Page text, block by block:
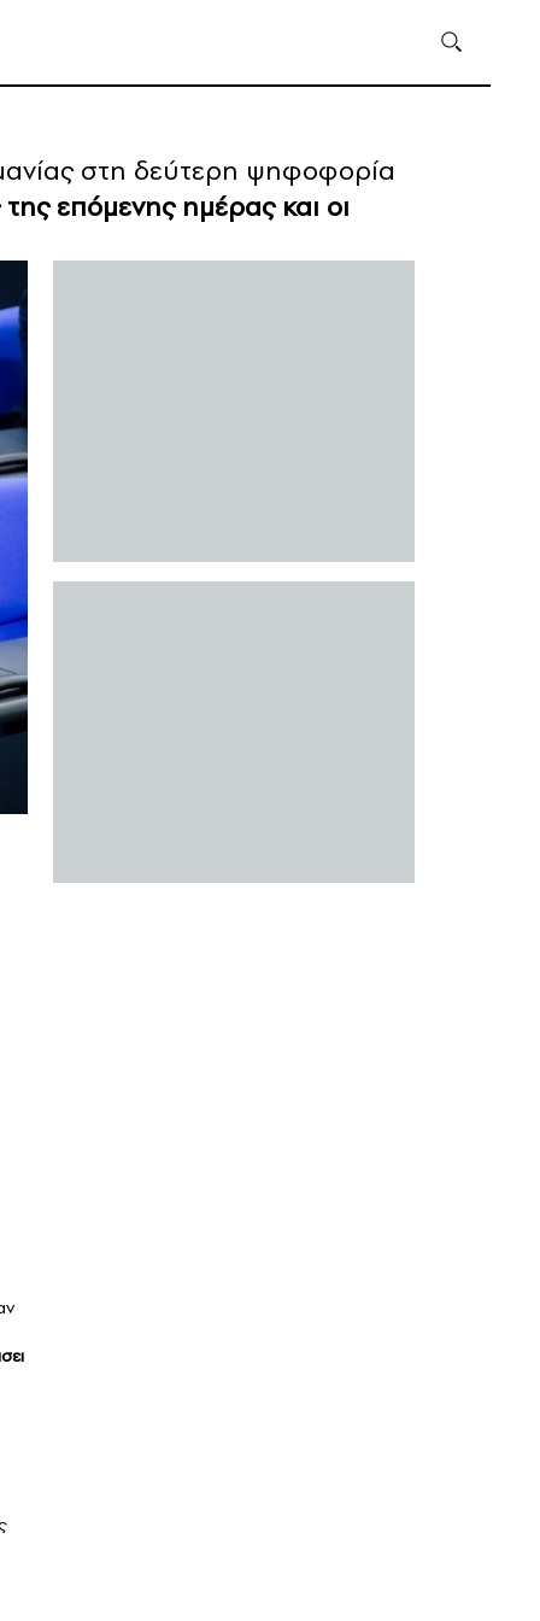
στη δεύτερη ψηφοφορία
επόμενης ημέρας και οι